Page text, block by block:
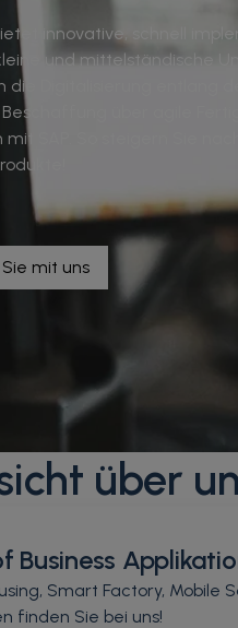
innovative, schnell
und mittelständische
die Digitalisierung entlang
über agile
mit SAP. So steigern Sie
mit uns
über
Business
Smart Factory, Mobile
finden Sie bei uns!